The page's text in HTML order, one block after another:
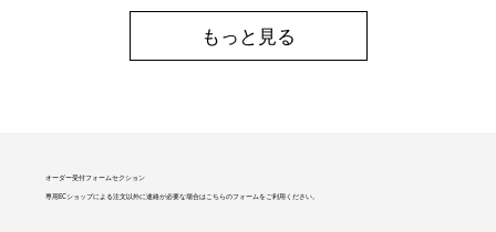
オーダー受付フォームセクション
専用ECショップによる注文以外に連絡が必要な場合はこちらのフォームをご利用ください。
もっと見る